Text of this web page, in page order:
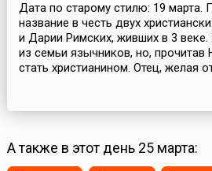
Дата по старому стилю: 19 марта.
название в честь двух
и Дарии Римских, живших в 3
из семьи язычников, но, прочитав
стать христианином. Отец, желая
А также в этот день 25 марта: